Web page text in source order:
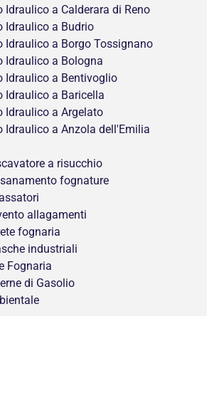
Idraulico a Calderara di Reno
Idraulico a Budrio
Idraulico a Borgo Tossignano
Idraulico a Bologna
Idraulico a Bentivoglio
Idraulico a Baricella
Idraulico a Argelato
Idraulico a Anzola dell'Emilia
a risucchio
fognature
allagamenti
fognaria
industriali
Fognaria
di Gasolio